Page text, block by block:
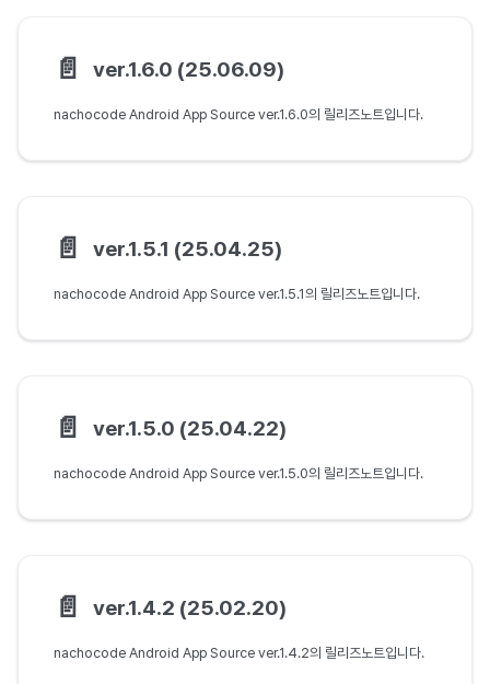
📄️ ver.1.6.0 (25.06.09)
nachocode Android App Source ver.1.6.0의 릴리즈노트입니다.
📄️ ver.1.5.1 (25.04.25)
nachocode Android App Source ver.1.5.1의 릴리즈노트입니다.
📄️ ver.1.5.0 (25.04.22)
nachocode Android App Source ver.1.5.0의 릴리즈노트입니다.
📄️ ver.1.4.2 (25.02.20)
nachocode Android App Source ver.1.4.2의 릴리즈노트입니다.